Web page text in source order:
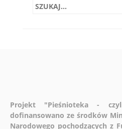
Projekt "Pieśnioteka -
dofinansowano ze środków
Narodowego pochodzących z